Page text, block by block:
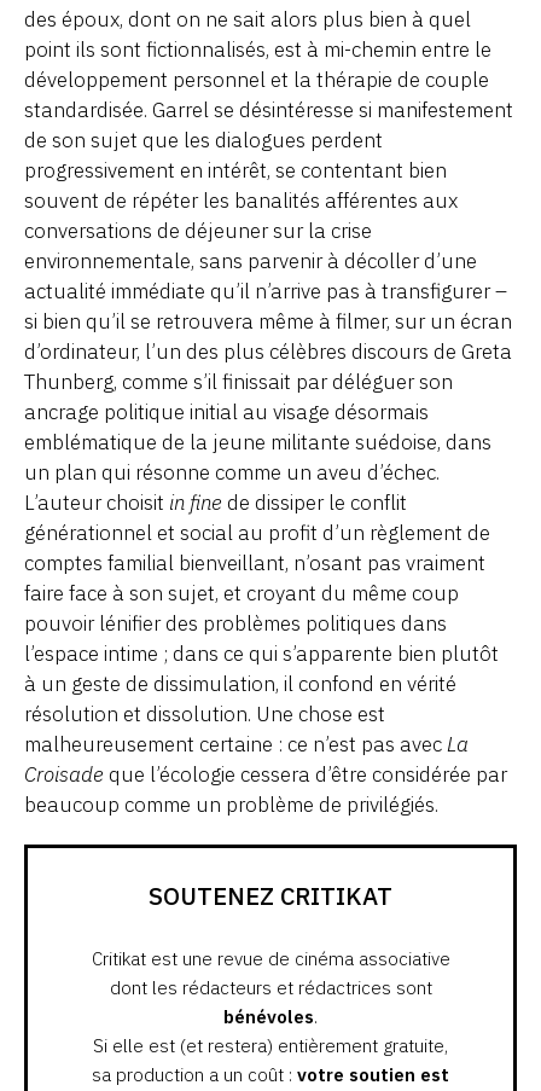
des époux, dont on ne sait alors plus bien à quel
point ils sont fictionnalisés, est à mi-chemin entre le
développement personnel et la thérapie de couple
standardisée. Garrel se désintéresse si manifestement
de son sujet que les dialogues perdent
progressivement en intérêt, se contentant bien
souvent de répéter les banalités afférentes aux
conversations de déjeuner sur la crise
environnementale, sans parvenir à décoller d’une
actualité immédiate qu’il n’arrive pas à transfigurer –
si bien qu’il se retrouvera même à filmer, sur un écran
d’ordinateur, l’un des plus célèbres discours de Greta
Thunberg, comme s’il finissait par déléguer son
ancrage politique initial au visage désormais
emblématique de la jeune militante suédoise, dans
un plan qui résonne comme un aveu d’échec.
L’auteur choisit in fine de dissiper le conflit
générationnel et social au profit d’un règlement de
comptes familial bienveillant, n’osant pas vraiment
faire face à son sujet, et croyant du même coup
pouvoir lénifier des problèmes politiques dans
l’espace intime ; dans ce qui s’apparente bien plutôt
à un geste de dissimulation, il confond en vérité
résolution et dissolution. Une chose est
malheureusement certaine : ce n’est pas avecLa
Croisade que l’écologie cessera d’être considérée par
beaucoup comme un problème de privilégiés.
SOUTENEZ CRITIKAT
Critikat est une revue de cinéma associative
dont les rédacteurs et rédactrices sont
bénévoles.
Si elle est (et restera) entièrement gratuite,
sa production a un coût : votre soutien est